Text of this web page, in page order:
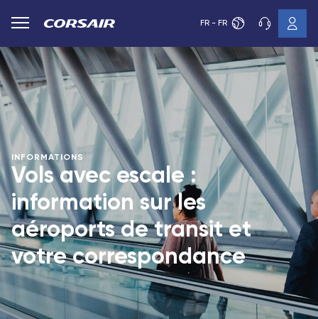
FR - FR
INFORMATIONS
Vols avec escale :
information sur les
aéroports de transit et
votre correspondance